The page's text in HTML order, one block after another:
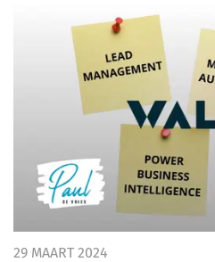
29 MAART 2024